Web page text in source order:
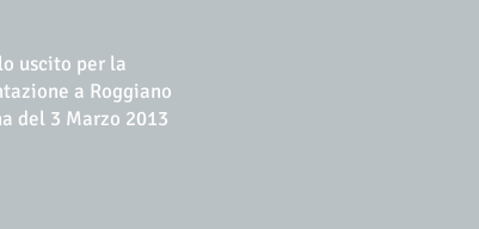
uscito per la
a Roggiano
del 3 Marzo 2013